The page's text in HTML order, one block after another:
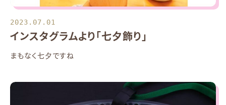
2023.07.01
インスタグラムより「七夕飾り」
まもなく七夕ですね